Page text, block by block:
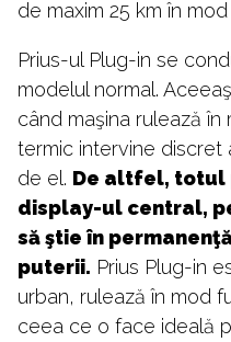
de maxim 25 km în
Prius-ul Plug-in se
modelul normal.
când maşina rulează
termic intervine
de el. De altfel, totul
display-ul central,
să ştie în
puterii. Prius Plug-in
urban, rulează în mod
ceea ce o face ideală